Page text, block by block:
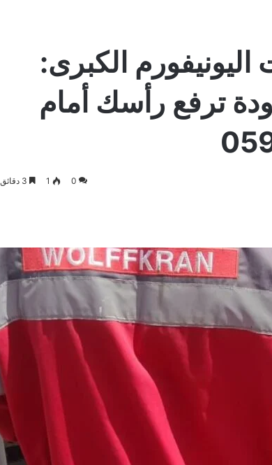
الكبرى:
ترفع رأسك أمام
0
1